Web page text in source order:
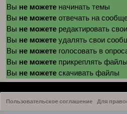
Вы не можете начинать темы
Вы не можете отвечать на
Вы не можете редактировать
Вы не можете удалять свои
Вы не можете голосовать в
Вы не можете прикреплять
Вы не можете скачивать файлы
Пользовательское соглашение Для